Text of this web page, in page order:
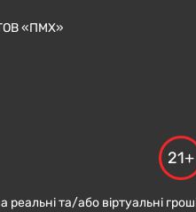
«ПМХ»
21+
та/або віртуальні